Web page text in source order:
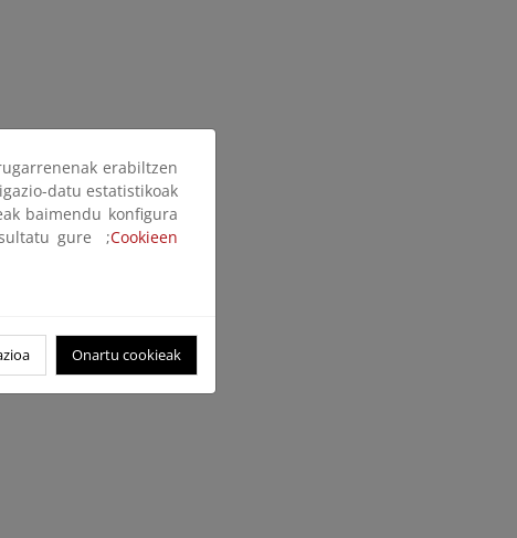
erabiltzen
datu estatistikoak
baimendu konfigura
gure ;Cookieen
Onartu cookieak